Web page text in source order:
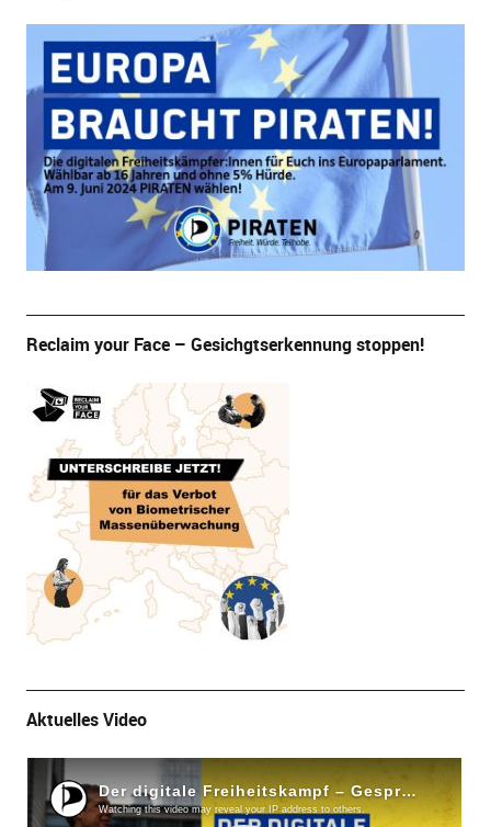
Reclaim your Face – Gesichgtserkennung stoppen!
Aktuelles Video